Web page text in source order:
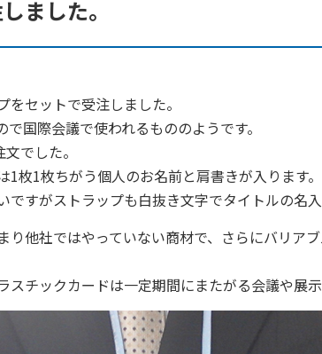
ました。
セットで受注しました。
国際会議で使われるもののようです。
でした。
1枚1枚ちがう個人のお名前と肩書きが入ります。
ですがストラップも白抜き文字でタイトルの名入
り他社ではやっていない商材で、さらにバリア
スチックカードは一定期間にまたがる会議や展